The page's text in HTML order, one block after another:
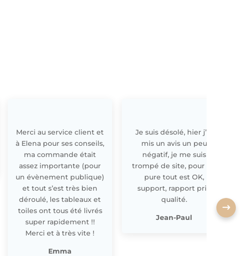
Merci au service client et
à Elena pour ses conseils,
ma commande était
assez importante (pour
un évènement publique)
et tout s’est très bien
déroulé, les tableaux et
toiles ont tous été livrés
super rapidement !!
Merci et à très vite !
Emma
Je suis désolé, hier j’ai
mis un avis un peu
négatif, je me suis
trompé de site, pour off
pure tout est OK,
support, rapport prix
qualité.
Jean-Paul